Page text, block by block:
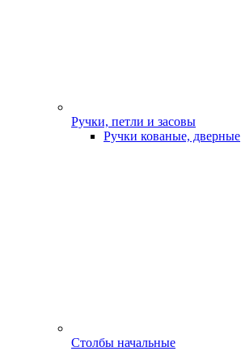
Ручки, петли и засовы
Ручки кованые, дверные
Столбы начальные